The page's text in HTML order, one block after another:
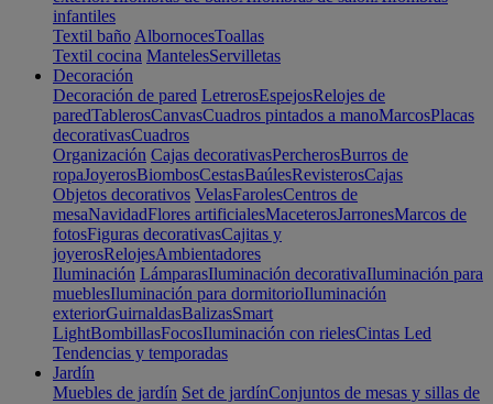
infantiles
Textil baño AlbornocesToallas
Textil cocina MantelesServilletas
Decoración
Decoración de pared LetrerosEspejosRelojes de
paredTablerosCanvasCuadros pintados a manoMarcosPlacas
decorativasCuadros
Organización Cajas decorativasPercherosBurros de
ropaJoyerosBiombosCestasBaúlesRevisterosCajas
Objetos decorativos VelasFarolesCentros de
mesaNavidadFlores artificialesMaceterosJarronesMarcos de
fotosFiguras decorativasCajitas y
joyerosRelojesAmbientadores
Iluminación LámparasIluminación decorativaIluminación para
mueblesIluminación para dormitorioIluminación
exteriorGuirnaldasBalizasSmart
LightBombillasFocosIluminación con rielesCintas Led
Tendencias y temporadas
Jardín
Muebles de jardín Set de jardínConjuntos de mesas y sillas de